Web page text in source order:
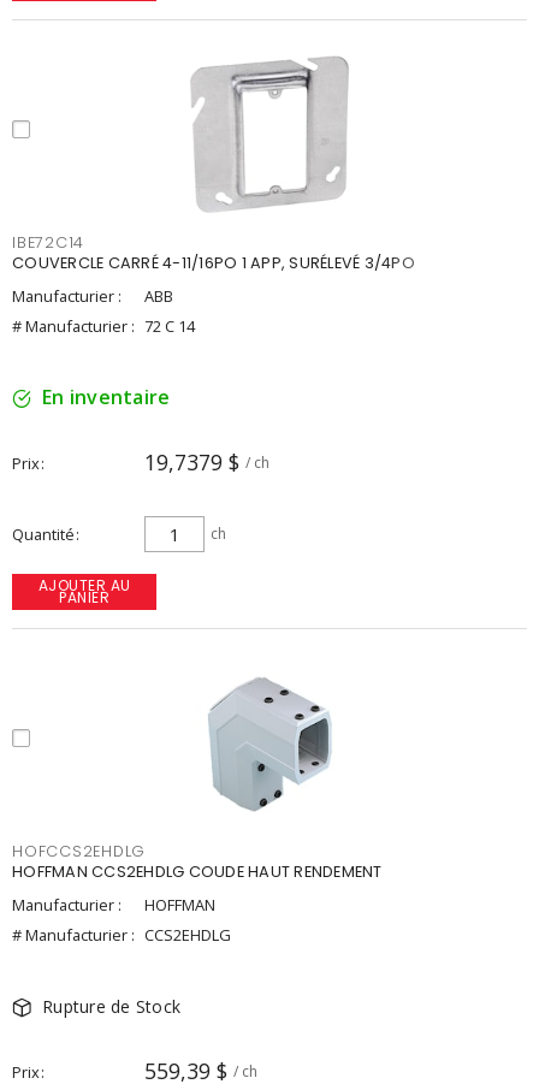
IBE72C14
COUVERCLE CARRÉ 4-11/16PO 1 APP, SURÉLEVÉ 3/4PO
Manufacturier :
ABB
# Manufacturier : 72 C 14
En inventaire
Prix 19,7379 $ / ch
Quantité ch
AJOUTER AU
PANIER
HOFCCS2EHDLG
HOFFMAN CCS2EHDLG COUDE HAUT RENDEMENT
Manufacturier :
HOFFMAN
# Manufacturier : CCS2EHDLG
Rupture de Stock
Prix 559,39 $ / ch